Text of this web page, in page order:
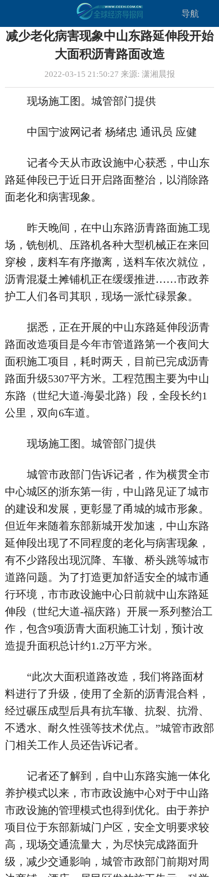
导航
减少老化病害现象中山东路延伸段开始
大面积沥青路面改造
2022-03-15 21:50:27 来源: 潇湘晨报
现场施工图。城管部门提供
中国宁波网记者 杨绪忠 通讯员 应健
记者今天从市政设施中心获悉，中山东
路延伸段已于近日开启路面整治，以消除路
面老化和病害现象。
昨天晚间，在中山东路沥青路面施工现
场，铣刨机、压路机各种大型机械正在来回
穿梭，废料车有序撤离，送料车依次就位，
沥青混凝土摊铺机正在缓缓推进……市政养
护工人们各司其职，现场一派忙碌景象。
据悉，正在开展的中山东路延伸段沥青
路面改造项目是今年市管道路第一个夜间大
面积施工项目，耗时两天，目前已完成沥青
路面升级5307平方米。工程范围主要为中山
东路（世纪大道-海晏北路）段，全段长约1
公里，双向6车道。
现场施工图。城管部门提供
城管市政部门告诉记者，作为横贯全市
中心城区的浙东第一街，中山路见证了城市
的建设和发展，更彰显了甬城的城市形象。
但近年来随着东部新城开发加速，中山东路
延伸段出现了不同程度的老化与病害现象，
有不少路段出现沉降、车辙、桥头跳等城市
道路问题。为了打造更加舒适安全的城市通
行环境，市市政设施中心日前就中山东路延
伸段（世纪大道-福庆路）开展一系列整治工
作，包含9项沥青大面积施工计划，预计改
造提升面积总计约1.2万平方米。
“此次大面积道路改造，我们将路面材
料进行了升级，使用了全新的沥青混合料，
经过碾压成型后具有抗车辙、抗裂、抗滑、
不透水、耐久性强等技术优点。”城管市政部
门相关工作人员还告诉记者。
记者还了解到，自中山东路实施一体化
养护模式以来，市市政设施中心对于中山路
市政设施的管理模式也得到优化。由于养护
项目位于东部新城门户区，安全文明要求较
高，现场交通流量大，为尽快完成路面升
级，减少交通影响，城管市政部门前期对周